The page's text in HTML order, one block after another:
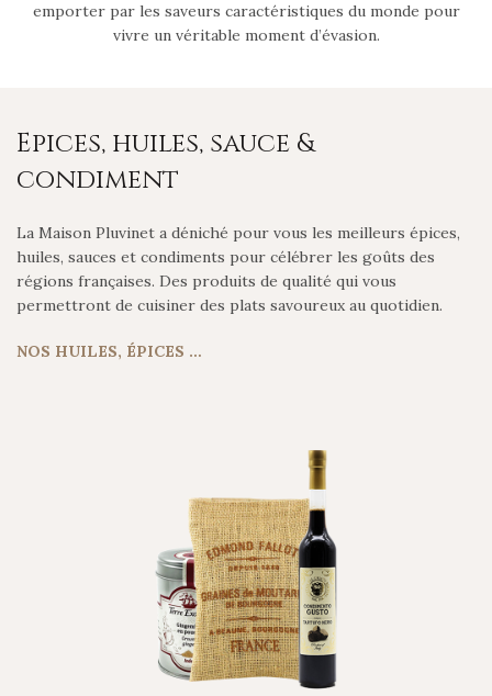
emporter par les saveurs caractéristiques du monde pour
vivre un véritable moment d’évasion.
Epices, huiles, sauce &
condiment
La Maison Pluvinet a déniché pour vous les meilleurs épices,
huiles, sauces et condiments pour célébrer les goûts des
régions françaises. Des produits de qualité qui vous
permettront de cuisiner des plats savoureux au quotidien.
NOS HUILES, ÉPICES …